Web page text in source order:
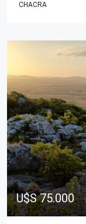
CHACRA
U$S 75.000